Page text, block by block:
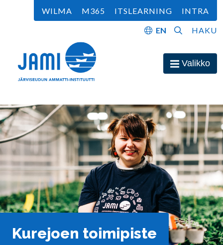
Siirry sisältöön
EN HAKU
WILMA M365 ITSLEARNING INTRA
AvaaValikko
Kurejoen toimipiste